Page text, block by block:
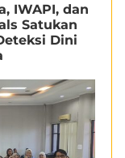
IWAPI, dan
Satukan
Dini